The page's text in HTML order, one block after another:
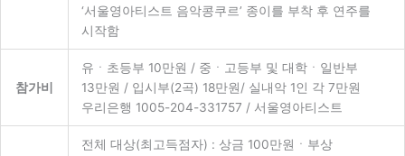
‘서울영아티스트 음악콩쿠르’ 종이를 부착 후 연주를
시작함
참가비
유ㆍ초등부 10만원 / 중ㆍ고등부 및 대학ㆍ일반부
13만원 / 입시부(2곡) 18만원/ 실내악 1인 각 7만원
우리은행 1005-204-331757 / 서울영아티스트
전체 대상(최고득점자) : 상금 100만원ㆍ부상